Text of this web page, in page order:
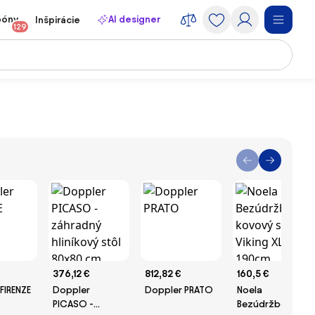
129
Inšpirácie AI designer
376,12 €
Doppler
PICASO -
812,82 €
Doppler PRATO
160,5 €
Noela
Bezúdržbový